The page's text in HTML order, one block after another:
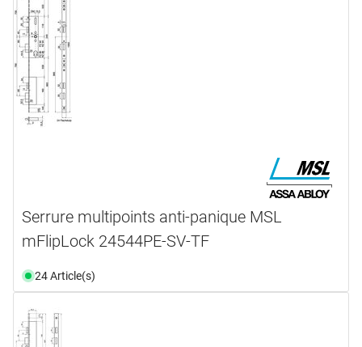
Serrure multipoints anti-panique MSL
mFlipLock 24544PE-SV-TF
24 Article(s)